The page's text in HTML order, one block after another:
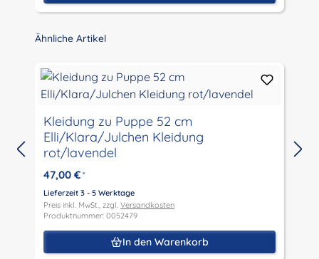
Produktgalerie überspringen
Ähnliche Artikel
Kleidung zu Puppe 52 cm
Elli/Klara/Julchen Kleidung
rot/lavendel
47,00 € *
Lieferzeit 3 - 5 Werktage
Preis inkl. MwSt., zzgl. Versandkosten
Produktnummer: 0052479
In den Warenkorb